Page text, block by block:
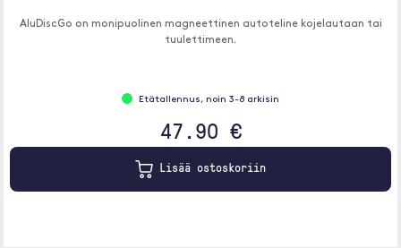
AluDiscGo on monipuolinen magneettinen autoteline kojelautaan tai
tuulettimeen.
Etätallennus, noin 3-8 arkisin
47.90 €
Lisää ostoskoriin